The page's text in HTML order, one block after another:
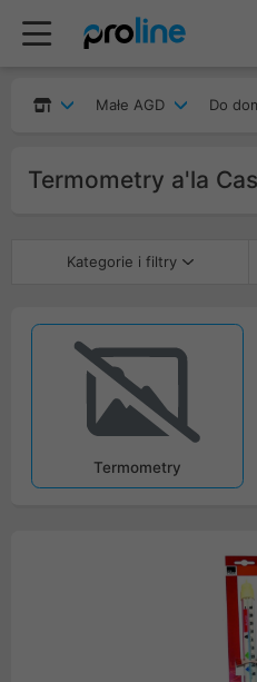
Małe AGD Do
Termometry a'la
Kategorie i filtry
Termometry